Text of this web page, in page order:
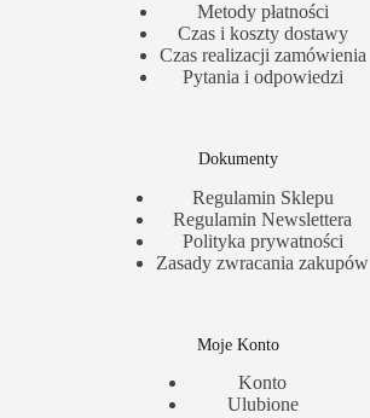
Metody płatności
Czas i koszty dostawy
Czas realizacji zamówienia
Pytania i odpowiedzi
Dokumenty
Regulamin Sklepu
Regulamin Newslettera
Polityka prywatności
Zasady zwracania zakupów
Moje Konto
Konto
Ulubione